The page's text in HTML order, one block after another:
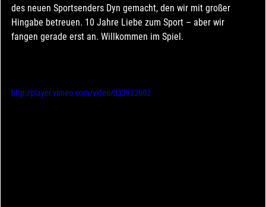
des neuen Sportsenders Dyn gemacht, den wir mit großer
Hingabe betreuen. 10 Jahre Liebe zum Sport – aber wir
fangen gerade erst an. Willkommen im Spiel.
http://player.vimeo.com/video/333922002